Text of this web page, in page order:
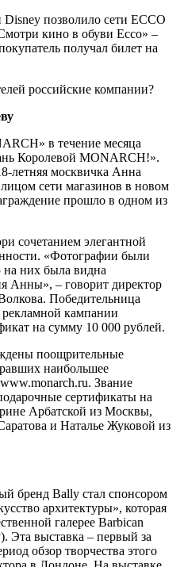
позволило сети ECCO
кино в обуви Ecco» –
получал билет на
российские компании?
в течение месяца
Королевой MONARCH!».
летняя москвичка Анна
сети магазинов в новом
прошло в одном из
сочетанием элегантной
«Фотографии были
них была видна
Анны», – говорит директор
Победительница
кампании
на сумму 10 000 рублей.
поощрительные
наибольшее
Звание
сертификаты на
Арбатской из Москвы,
и Наталье Жуковой из
бренд Bally стал спонсором
архитектуры», которая
галерее Barbican
Эта выставка – первый за
обзор творчества этого